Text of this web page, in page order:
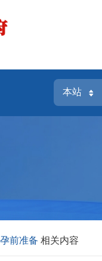
孕前准备相关内容